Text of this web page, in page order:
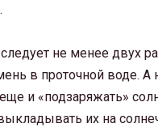
не менее двух
в проточной воде. А
и «подзаряжать»
их на